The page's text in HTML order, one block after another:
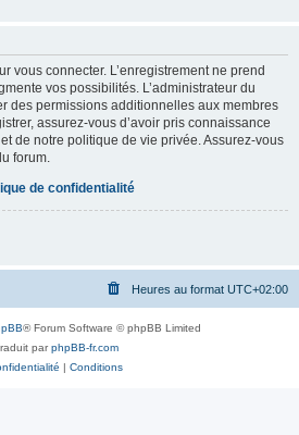
vous connecter. L’enregistrement ne prend
vos possibilités. L’administrateur du
des permissions additionnelles aux membres
assurez-vous d’avoir pris connaissance
de notre politique de vie privée. Assurez-vous
forum.
de confidentialité
Heures au format UTC+02:00
® Forum Software © phpBB Limited
parphpBB-fr.com
| Conditions